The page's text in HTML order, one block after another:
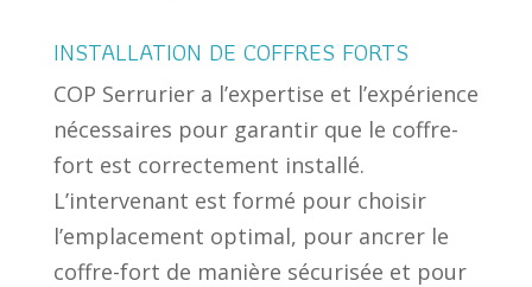
INSTALLATION DE COFFRES FORTS
COP Serrurier a l’expertise et l’expérience
nécessaires pour garantir que le coffre-
fort est correctement installé.
L’intervenant est formé pour choisir
l’emplacement optimal, pour ancrer le
coffre-fort de manière sécurisée et pour